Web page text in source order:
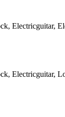
Electricguitar,
Electricguitar,